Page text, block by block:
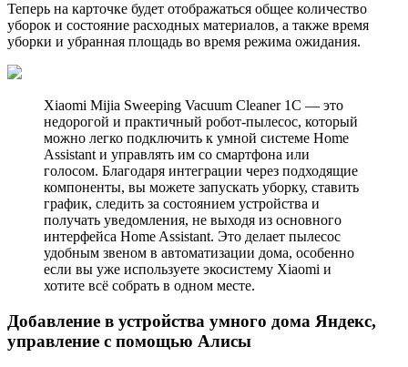
Теперь на карточке будет отображаться общее количество
уборок и состояние расходных материалов, а также время
уборки и убранная площадь во время режима ожидания.
Xiaomi Mijia Sweeping Vacuum Cleaner 1C — это
недорогой и практичный робот-пылесос, который
можно легко подключить к умной системе Home
Assistant и управлять им со смартфона или
голосом. Благодаря интеграции через подходящие
компоненты, вы можете запускать уборку, ставить
график, следить за состоянием устройства и
получать уведомления, не выходя из основного
интерфейса Home Assistant. Это делает пылесос
удобным звеном в автоматизации дома, особенно
если вы уже используете экосистему Xiaomi и
хотите всё собрать в одном месте.
Добавление в устройства умного дома Яндекс,
управление с помощью Алисы